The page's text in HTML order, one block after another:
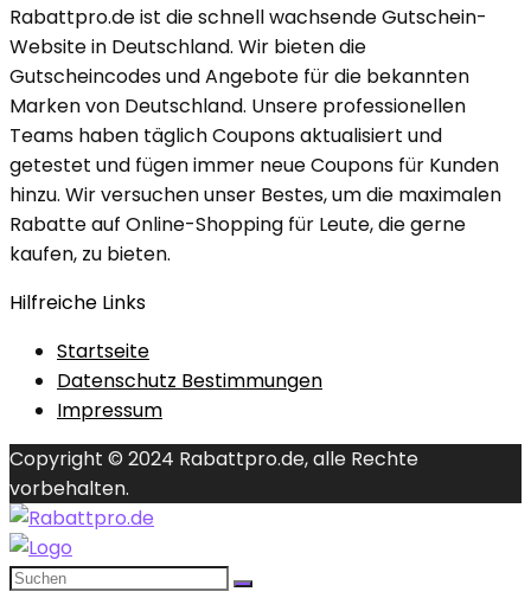
Rabattpro.de ist die schnell wachsende Gutschein-
Website in Deutschland. Wir bieten die
Gutscheincodes und Angebote für die bekannten
Marken von Deutschland. Unsere professionellen
Teams haben täglich Coupons aktualisiert und
getestet und fügen immer neue Coupons für Kunden
hinzu. Wir versuchen unser Bestes, um die maximalen
Rabatte auf Online-Shopping für Leute, die gerne
kaufen, zu bieten.
Hilfreiche Links
Startseite
Datenschutz Bestimmungen
Impressum
Copyright © 2024 Rabattpro.de, alle Rechte
vorbehalten.